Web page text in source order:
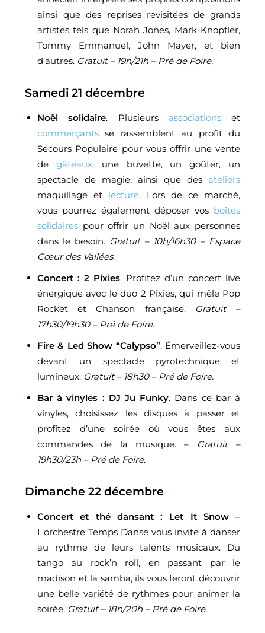
ainsi que des reprises revisitées de grands
artistes tels que Norah Jones, Mark Knopfler,
Tommy Emmanuel, John Mayer, et bien
d’autres. Gratuit – 19h/21h – Pré de Foire.
Samedi 21 décembre
Noël solidaire. Plusieurs associationset
commerçants se rassemblent au profit du
Secours Populaire pour vous offrir une vente
de gâteaux, une buvette, un goûter, un
spectacle de magie, ainsi que des ateliers
maquillage et lecture. Lors de ce marché,
vous pourrez également déposer vos boîtes
solidaires pour offrir un Noël aux personnes
dans le besoin. Gratuit – 10h/16h30 – Espace
Cœur des Vallées.
Concert : 2 Pixies. Profitez d’un concert live
énergique avec le duo 2 Pixies, qui mêle Pop
Rocket et Chanson française.
Gratuit –
17h30/19h30 – Pré de Foire.
Fire & Led Show “Calypso”. Émerveillez-vous
devant un spectacle pyrotechnique et
lumineux. Gratuit – 18h30 – Pré de Foire.
Bar à vinyles : DJ Ju Funky. Dans ce bar à
vinyles, choisissez les disques à passer et
profitez d’une soirée où vous êtes aux
commandes de la musique. –
Gratuit –
19h30/23h – Pré de Foire.
Dimanche 22 décembre
Concert et thé dansant : Let It Snow–
L’orchestre Temps Danse vous invite à danser
au rythme de leurs talents musicaux. Du
tango au rock’n roll, en passant par le
madison et la samba, ils vous feront découvrir
une belle variété de rythmes pour animer la
soirée. Gratuit – 18h/20h – Pré de Foire.